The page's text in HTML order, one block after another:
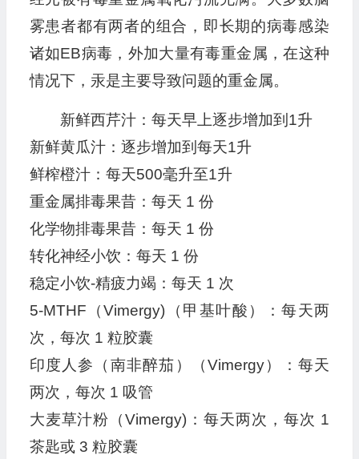
雾患者都有两者的组合，即长期的病毒感染
诸如EB病毒，外加大量有毒重金属，在这种
情况下，汞是主要导致问题的重金属。
新鲜西芹汁：每天早上逐步增加到1升
新鲜黄瓜汁：逐步增加到每天1升
鲜榨橙汁：每天500毫升至1升
重金属排毒果昔：每天 1 份
化学物排毒果昔：每天 1 份
转化神经小饮：每天 1 份
稳定小饮-精疲力竭：每天 1 次
5-MTHF（Vimergy)（甲基叶酸）：每天两
次，每次 1 粒胶囊
印度人参（南非醉茄）（Vimergy）：每天
两次，每次 1 吸管
大麦草汁粉（Vimergy)：每天两次，每次 1
茶匙或 3 粒胶囊